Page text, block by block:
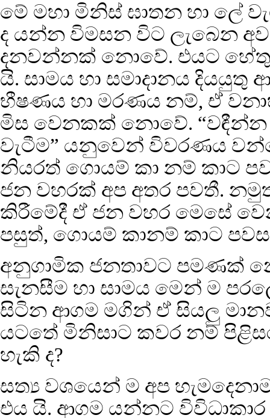
මේ මහා මිනිස් ඝාතන හා ලේ
ද යන්න විමසන විට ලැබෙන
දනවන්නක් නොවේ. එයට
යි. සාමය හා සමාදානය
භීෂණය හා මරණය නම්, ඒ
මිස වෙනකක් නොවේ. “වඳීන්න
වැටීම” යනුවෙන් විවරණය
නියරත් ගොයම් කා නම් කාට
ජන වහරක් අප අතර පවතී.
කිරීමේදී ඒ ජන වහර මෙසේ
පසුත්, ගොයම් කානම් කාට
අනුගාමික ජනතාවට පමණක්
සැනසීම හා සාමය මෙන් ම
සිටින ආගම මගින් ඒ සියලු
යටතේ මිනිසාට කවර නම්
හැකි ද?
සත්‍ය වශයෙන් ම අප
එය යි. ආගම යන්නට විවිධාකාර